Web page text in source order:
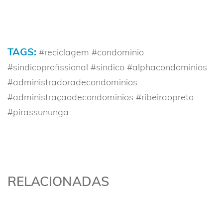
TAGS: #reciclagem #condominio
#sindicoprofissional #sindico #alphacondominios
#administradoradecondominios
#administraçaodecondominios #ribeiraopreto
#pirassununga
RELACIONADAS